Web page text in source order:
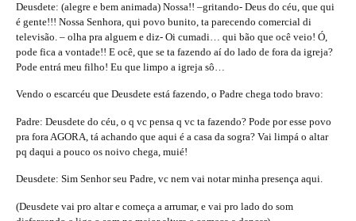
Deusdete: (alegre e bem animada) Nossa!! –gritando- Deus do céu, que qui
é gente!!! Nossa Senhora, qui povo bunito, ta parecendo comercial di
televisão. – olha pra alguem e diz- Oi cumadi… qui bão que ocê veio! Ó,
pode fica a vontade!! E ocê, que se ta fazendo aí do lado de fora da igreja?
Pode entrá meu filho! Eu que limpo a igreja sô…
Vendo o escarcéu que Deusdete está fazendo, o Padre chega todo bravo:
Padre: Deusdete do céu, o q vc pensa q vc ta fazendo? Pode por esse povo
pra fora AGORA, tá achando que aqui é a casa da sogra? Vai limpá o altar
pq daqui a pouco os noivo chega, muié!
Deusdete: Sim Senhor seu Padre, vc nem vai notar minha presença aqui.
(Deusdete vai pro altar e começa a arrumar, e vai pro lado do som